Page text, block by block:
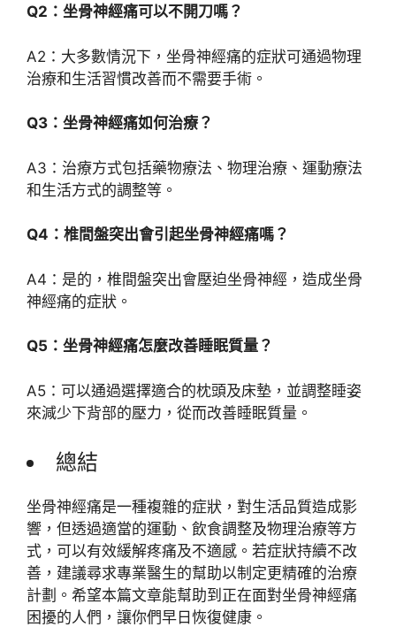
Q2：坐骨神經痛可以不開刀嗎？
A2：大多數情況下，坐骨神經痛的症狀可通過物理
治療和生活習慣改善而不需要手術。
Q3：坐骨神經痛如何治療？
A3：治療方式包括藥物療法、物理治療、運動療法
和生活方式的調整等。
Q4：椎間盤突出會引起坐骨神經痛嗎？
A4：是的，椎間盤突出會壓迫坐骨神經，造成坐骨
神經痛的症狀。
Q5：坐骨神經痛怎麼改善睡眠質量？
A5：可以通過選擇適合的枕頭及床墊，並調整睡姿
來減少下背部的壓力，從而改善睡眠質量。
總結
坐骨神經痛是一種複雜的症狀，對生活品質造成影
響，但透過適當的運動、飲食調整及物理治療等方
式，可以有效緩解疼痛及不適感。若症狀持續不改
善，建議尋求專業醫生的幫助以制定更精確的治療
計劃。希望本篇文章能幫助到正在面對坐骨神經痛
困擾的人們，讓你們早日恢復健康。